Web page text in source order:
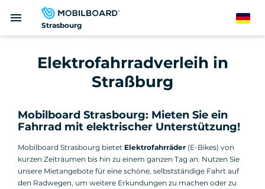
zum
Strasbourg
menu German
Elektrofahrradverleih in
Straßburg
Mobilboard Strasbourg: Mieten Sie ein
Fahrrad mit elektrischer Unterstützung!
Mobilboard Strasbourg bietet Elektrofahrräder (E-Bikes) von
kurzen Zeiträumen bis hin zu einem ganzen Tag an. Nutzen Sie
unsere Mietangebote für eine schöne, selbstständige Fahrt auf
den Radwegen, um weitere Erkundungen zu machen oder zu